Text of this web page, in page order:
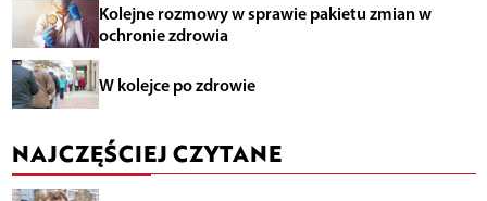
Kolejne rozmowy w sprawie pakietu zmian w
ochronie zdrowia
W kolejce po zdrowie
NAJCZĘŚCIEJ CZYTANE